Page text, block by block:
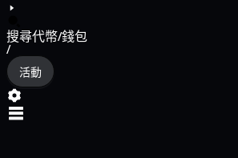
搜尋代幣/錢包
/
活動